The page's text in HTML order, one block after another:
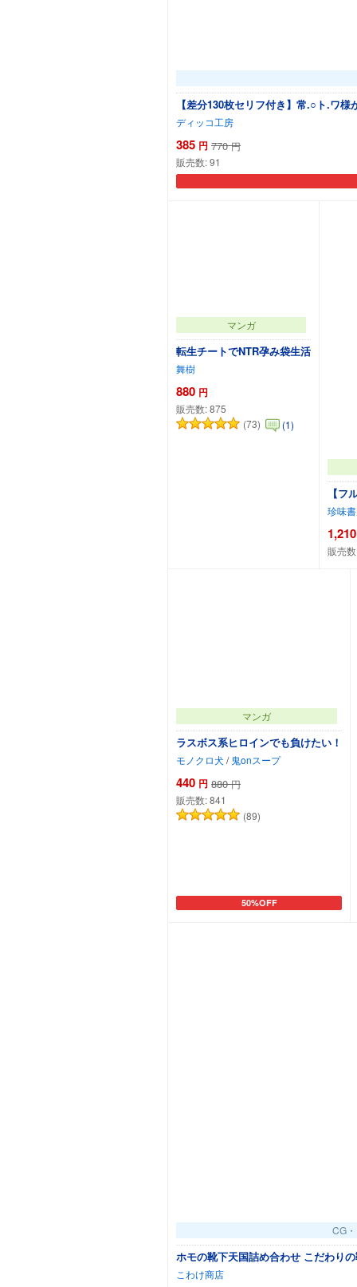
【差分130枚セリフ付き】常.○ト.ワ
ディッコ工房
385 円 770 円
販売数:91
マンガ
転生チートでNTR孕み袋生活
舞樹
880 円
販売数:875
(73)
(1)
【
珍味
1,210
販売
マンガ
ラスボス系ヒロインでも負けたい！
モノクロ犬 / 鬼onスープ
440 円 880 円
販売数:841
(89)
50%OFF
カートに追加
CG
ホモの靴下天国詰め合わせ こだわり
こわけ商店